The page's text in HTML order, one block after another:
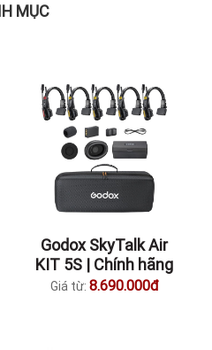
MỤC
Godox SkyTalk Air
KIT 5S | Chính hãng
Giá từ: 8.690.000đ